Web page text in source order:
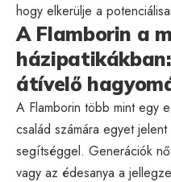
hogy elkerülje a
A Flamborin a
átívelő
A Flamborin több mint egy
család számára egyet
segítséggel. Generációk
vagy az édesanya a